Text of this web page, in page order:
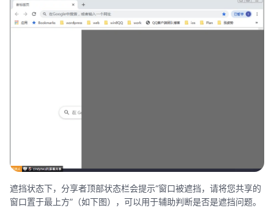
遮挡状态下，分享者顶部状态栏会提示“窗口被遮挡，请将您共享的
窗口置于最上方”（如下图），可以用于辅助判断是否是遮挡问题。